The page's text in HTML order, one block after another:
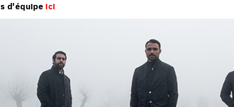
d'équipe ici